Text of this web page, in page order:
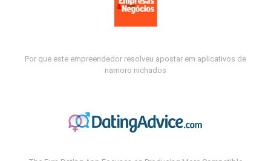
Por que este empreendedor resolveu apostar em aplicativos de
namoro nichados